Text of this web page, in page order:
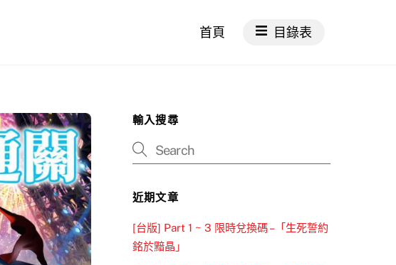
首頁 目錄表
輸入搜尋
近期文章
[台版] Part 1 ~ 3 限時兌換碼 –「生死誓約
銘於黯晶」